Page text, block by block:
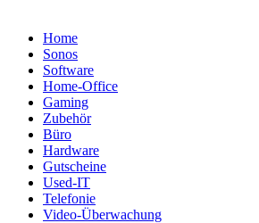
Home
Sonos
Software
Home-Office
Gaming
Zubehör
Büro
Hardware
Gutscheine
Used-IT
Telefonie
Video-Überwachung